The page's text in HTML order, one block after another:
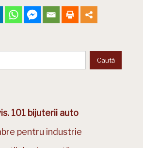
101 bijuterii auto
pentru industrie